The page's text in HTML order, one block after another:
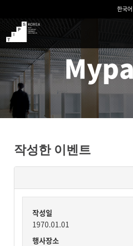
한국어
TIPS
작성한 이벤트
작성일
1970.01.01
행사장소